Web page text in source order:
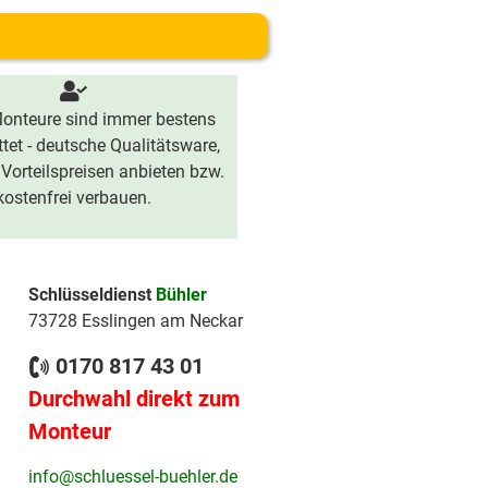
sind immer bestens
- deutsche Qualitätsware,
anbieten bzw.
verbauen.
Schlüsseldienst Bühler
73728 Esslingen am Neckar
0170 817 43 01
Durchwahl direkt zum
Monteur
info@schluessel-buehler.de